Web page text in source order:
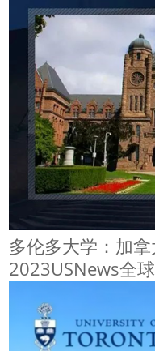
多伦多大学：加拿
2023USNews全